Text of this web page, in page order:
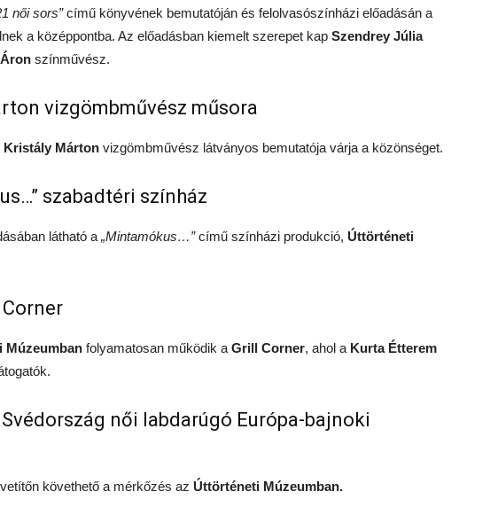
női sors”című könyvének bemutatóján és felolvasószínházi előadásán a
a középpontba. Az előadásban kiemelt szerepet kap Szendrey Júlia
színművész.
vizgömbművész műsora
Kristály Márton vizgömbművész látványos bemutatója várja a közönséget.
szabadtéri színház
látható a „Mintamókus…”című színházi produkció, Úttörténeti
Múzeumban folyamatosan működik a Grill Corner, ahol a Kurta Étterem
női labdarúgó Európa-bajnoki
követhető a mérkőzés az Úttörténeti Múzeumban.